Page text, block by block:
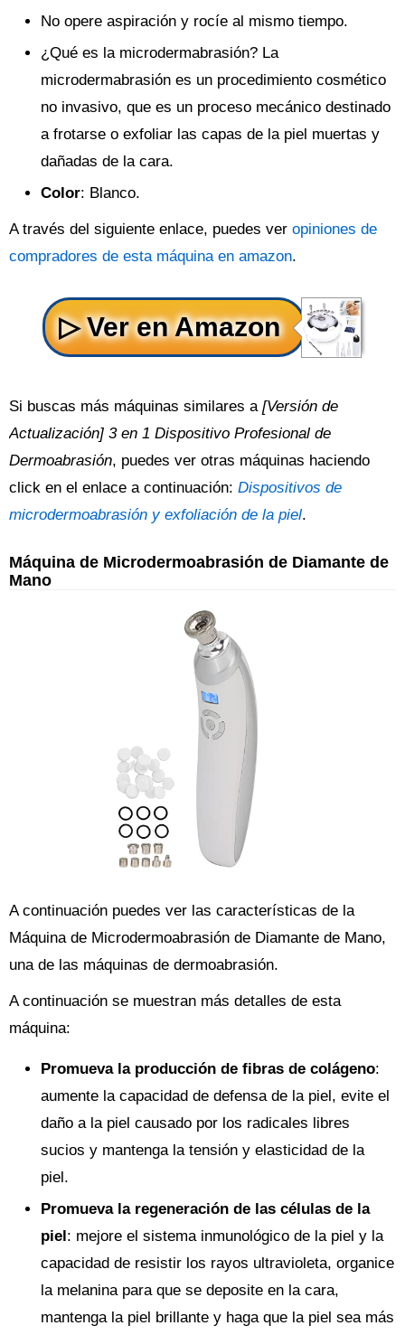
No opere aspiración y rocíe al mismo tiempo.
¿Qué es la microdermabrasión? La
microdermabrasión es un procedimiento cosmético
no invasivo, que es un proceso mecánico destinado
a frotarse o exfoliar las capas de la piel muertas y
dañadas de la cara.
Color: Blanco.
A través del siguiente enlace, puedes ver opiniones de
compradores de esta máquina en amazon.
Si buscas más máquinas similares a [Versión de
Actualización] 3 en 1 Dispositivo Profesional de
Dermoabrasión, puedes ver otras máquinas haciendo
click en el enlace a continuación: Dispositivos de
microdermoabrasión y exfoliación de la piel.
Máquina de Microdermoabrasión de Diamante de
Mano
A continuación puedes ver las características de la
Máquina de Microdermoabrasión de Diamante de Mano,
una de las máquinas de dermoabrasión.
A continuación se muestran más detalles de esta
máquina:
Promueva la producción de fibras de colágeno:
aumente la capacidad de defensa de la piel, evite el
daño a la piel causado por los radicales libres
sucios y mantenga la tensión y elasticidad de la
piel.
Promueva la regeneración de las células de la
piel: mejore el sistema inmunológico de la piel y la
capacidad de resistir los rayos ultravioleta, organice
la melanina para que se deposite en la cara,
mantenga la piel brillante y haga que la piel sea más